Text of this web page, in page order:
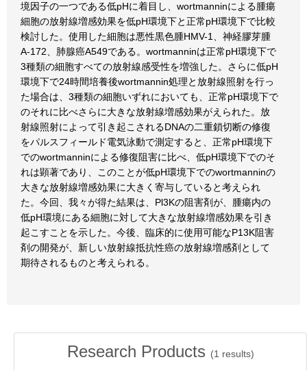
境因子の一つである低pHに着目し、wortmanninによる腫瘍
細胞の放射線増感効果を低pH環境下と正常pH環境下で比較
検討した。使用した細胞は悪性黒色腫HMV-1、神経膠芽腫
A-172、肺腺癌A549である。wortmanninは正常pH環境下で
3種類の細胞すべての放射線感受性を増強した。さらに低pH
環境下で24時間培養後wortmannin処理と放射線照射を行っ
た場合は、3種類の細胞いずれにおいても、正常pH環境下で
のそれに比べさらに大きな放射線増感効果がえられた。放
射線照射によって引き起こされるDNAの二重鎖切断の修復
をパルスフィールド電気泳動で測定すると、正常pH環境下
でのwortmanninによる修復阻害に比べ、低pH環境下でのそ
れは顕著であり、このことが低pH環境下でのwortmanninの
大きな放射線増感効果に大きく寄与していると考えられ
た。今回、我々が得た結果は、Pl3Kの阻害剤が、腫瘍内の
低pH環境にある細胞に対して大きな放射線増感効果を引き
起こすことを示した。今後、臨床的に使用可能なP13K阻害
剤の開発が、新しい放射線抵抗性癌の放射線増感剤として
期待されるものと考えられる。
Research Products (1 results)